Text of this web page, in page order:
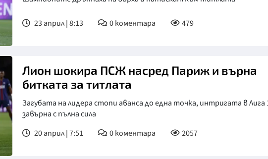
23 април | 8:13 0коментара 479
Лион шокира ПСЖ насред Париж и върна
битката за титлата
Загубата на лидера стопи аванса до една точка, интригата в Лига
завърна с пълна сила
20 април | 7:51
0коментара 2057